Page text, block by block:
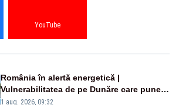
YouTube
România în alertă energetică |
Vulnerabilitatea de pe Dunăre care pune
în pericol Centrala Cernavodă era
1 aug. 2026, 09:32